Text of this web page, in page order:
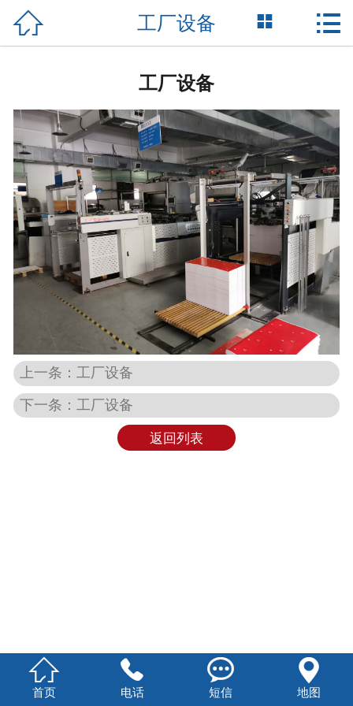
网站首页
新闻资讯
荣誉资质
成功案例
技术支持
联系我们
English
 工厂设备  
工厂设备
上一条：工厂设备
下一条：工厂设备
返回列表

首页

电话

短信

地图